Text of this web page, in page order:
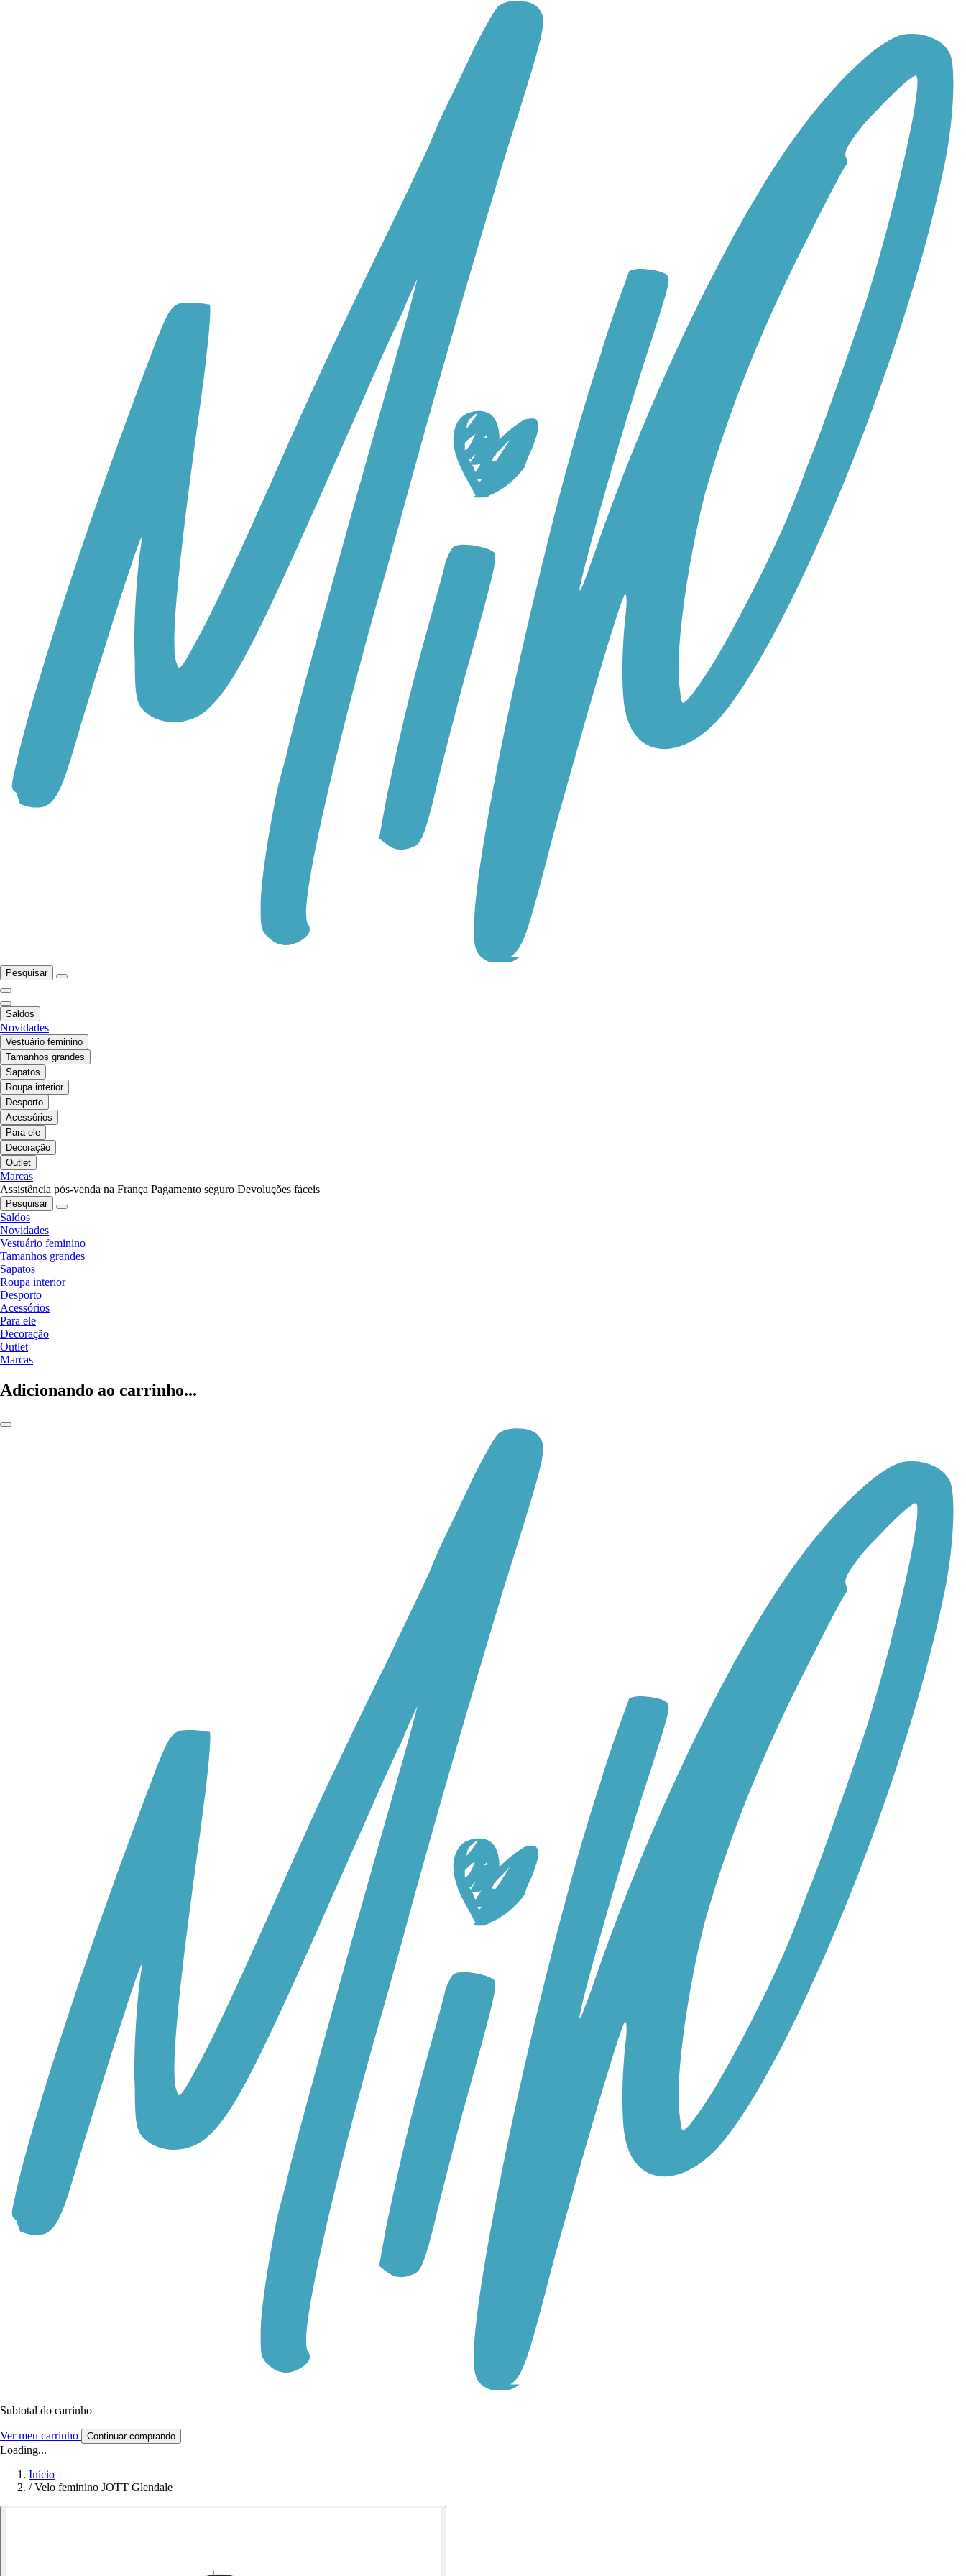
Pesquisar
Saldos
Novidades
Vestuário feminino
Tamanhos grandes
Sapatos
Roupa interior
Desporto
Acessórios
Para ele
Decoração
Outlet
Marcas
Assistência pós-venda na França Pagamento seguro Devoluções fáceis
Pesquisar
Saldos
Novidades
Vestuário feminino
Tamanhos grandes
Sapatos
Roupa interior
Desporto
Acessórios
Para ele
Decoração
Outlet
Marcas
Adicionando ao carrinho...
Subtotal do carrinho
Ver meu carrinho Continuar comprando
Loading...
Início
/ Velo feminino JOTT Glendale